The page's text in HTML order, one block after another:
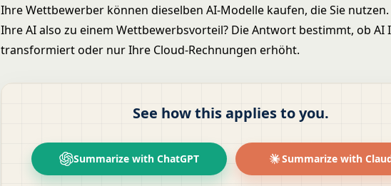
Ihre Wettbewerber können dieselben AI-Modelle kaufen, die Sie
Ihre AI also zu einem Wettbewerbsvorteil? Die Antwort bestimmt, ob AI
transformiert oder nur Ihre Cloud-Rechnungen erhöht.
See how this applies to you.
Summarize with ChatGPT Summarize with